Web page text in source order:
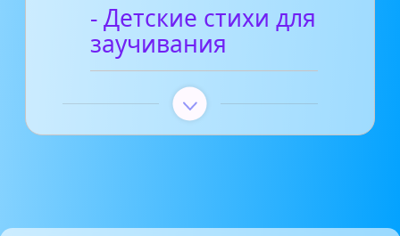
- Детские стихи для
заучивания